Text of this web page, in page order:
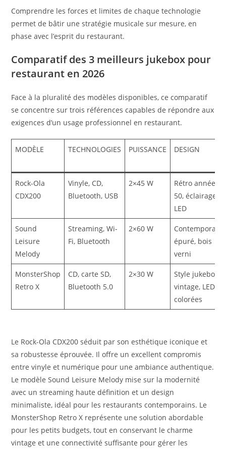
Comprendre les forces et limites de chaque technologie
permet de bâtir une stratégie musicale sur mesure, en
phase avec l’esprit du restaurant.
Comparatif des 3 meilleurs jukebox pour
restaurant en 2026
Face à la pluralité des modèles disponibles, ce comparatif
se concentre sur trois références capables de répondre aux
exigences d’un usage professionnel en restaurant.
MODÈLE TECHNOLOGIES PUISSANCE DESIGN
Rock-Ola
CDX200
Vinyle, CD,
Bluetooth, USB
2×45 W
Rétro années
50, éclairages
LED
Sound
Leisure
Melody
Streaming, Wi-
Fi, Bluetooth
2×60 W
Contemporain
épuré, bois
verni
MonsterShop
Retro X
CD, carte SD,
Bluetooth 5.0
2×30 W
Style jukebox
vintage, LEDs
colorées
Le Rock-Ola CDX200 séduit par son esthétique iconique et
sa robustesse éprouvée. Il offre un excellent compromis
entre vinyle et numérique pour une ambiance authentique.
Le modèle Sound Leisure Melody mise sur la modernité
avec un streaming haute définition et un design
minimaliste, idéal pour les restaurants contemporains. Le
MonsterShop Retro X représente une solution abordable
pour les petits budgets, tout en conservant le charme
vintage et une connectivité suffisante pour gérer les